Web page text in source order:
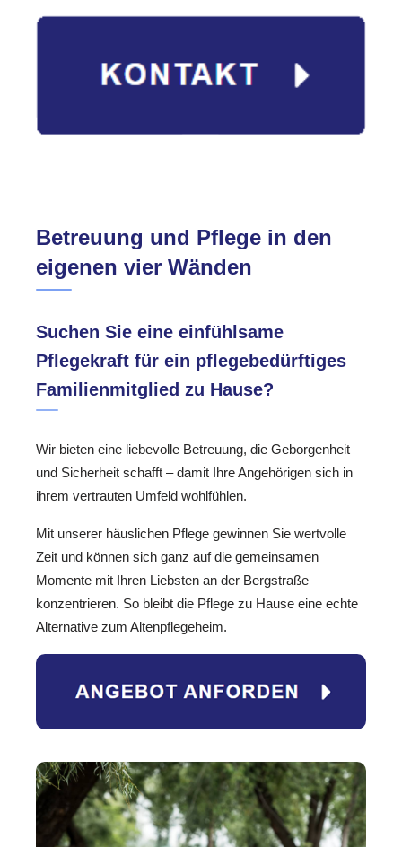
Betreuung und Pflege in den
eigenen vier Wänden
Suchen Sie eine einfühlsame
Pflegekraft für ein pflegebedürftiges
Familienmitglied zu Hause?
Wir bieten eine liebevolle Betreuung, die Geborgenheit
und Sicherheit schafft – damit Ihre Angehörigen sich in
ihrem vertrauten Umfeld wohlfühlen.
Mit unserer häuslichen Pflege gewinnen Sie wertvolle
Zeit und können sich ganz auf die gemeinsamen
Momente mit Ihren Liebsten an der Bergstraße
konzentrieren. So bleibt die Pflege zu Hause eine echte
Alternative zum Altenpflegeheim.